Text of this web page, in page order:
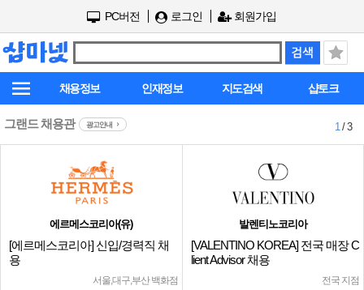
PC버전 로그인 회원가입
채용정보 인재정보 지도검색 샵토크
그랜드 채용관 광고안내 1/ 3
에르메스코리아(유)
[에르메스코리아] 신입/경력직 채
용
서울,대구,부산 백화점
발렌티노코리아
[VALENTINO KOREA] 전국 매장 C
lient Advisor 채용
전국 지점